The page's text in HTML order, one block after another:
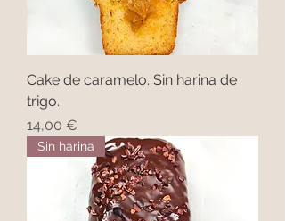
Cake de caramelo. Sin harina de
trigo.
Precio
14,00 €
Sin harina